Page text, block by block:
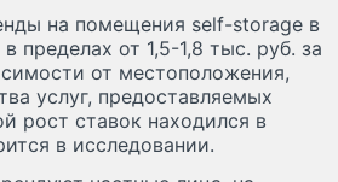
на помещения self-storage в
пределах от 1,5-1,8 тыс. руб. за
от местоположения,
услуг, предоставляемых
рост ставок находился в
в исследовании.